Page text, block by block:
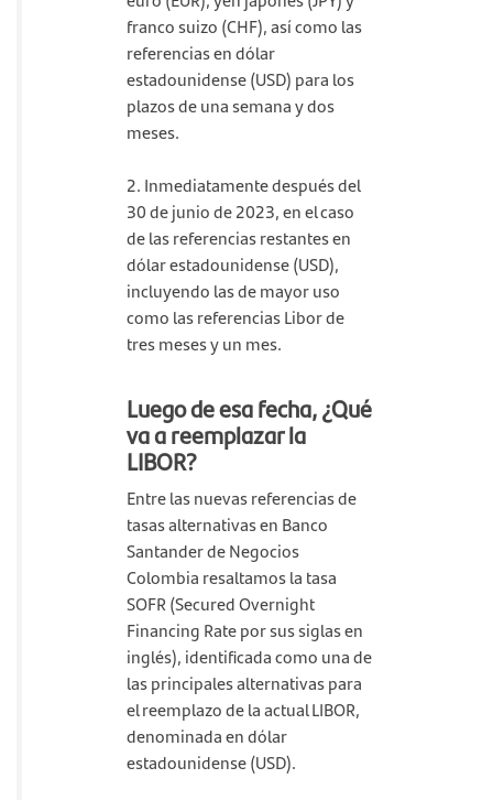
franco suizo (CHF), así como las
referencias en dólar
estadounidense (USD) para los
plazos de una semana y dos
meses.
2. Inmediatamente después del
30 de junio de 2023, en el caso
de las referencias restantes en
dólar estadounidense (USD),
incluyendo las de mayor uso
como las referencias Libor de
tres meses y un mes.
Luego de esa fecha, ¿Qué
va a reemplazar la
LIBOR?
Entre las nuevas referencias de
tasas alternativas en Banco
Santander de Negocios
Colombia resaltamos la tasa
SOFR (Secured Overnight
Financing Rate por sus siglas en
inglés), identificada como una de
las principales alternativas para
el reemplazo de la actual LIBOR,
denominada en dólar
estadounidense (USD).